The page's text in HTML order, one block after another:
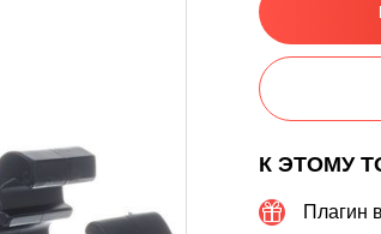
К ЭТОМУ
Плагин